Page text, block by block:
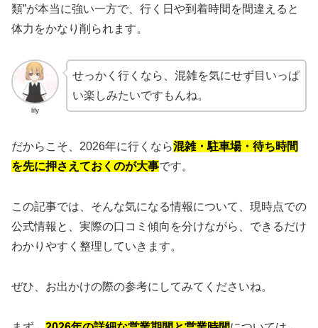
類”が本当に強い一方で、行く日や到着時間を間違えると
体力をかなり削られます。
lily
せっかく行くなら、混雑を気にせず目いっぱ
い楽しみたいですもんね。
だからこそ、2026年に行くなら混雑・駐車場・待ち時間
を先に押さえておくのが大事です。
この記事では、そんな気になる情報について、現時点での
公式情報と、実際の口コミ傾向を分けながら、できるだけ
わかりやすく整理していきます。
ぜひ、お出かけの際の参考にしてみてくださいね。